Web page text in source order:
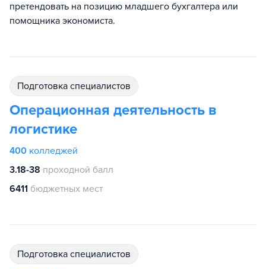
претендовать на позицию младшего бухгалтера или
помощника экономиста.
подготовка специалистов
Операционная деятельность в
логистике
400 колледжей
3.18-38 проходной балл
6411 бюджетных мест
подготовка специалистов